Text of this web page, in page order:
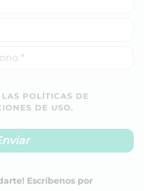
POLÍTICAS DE
DE USO.
Escríbenos por